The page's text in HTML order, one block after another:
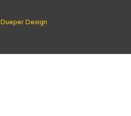
Dueper Design